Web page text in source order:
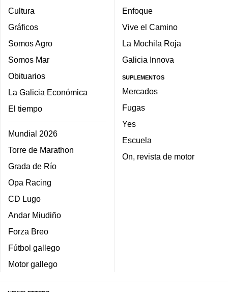
Cultura
Gráficos
Somos Agro
Somos Mar
Obituarios
La Galicia Económica
El tiempo
Mundial 2026
Torre de Marathon
Grada de Río
Opa Racing
CD Lugo
Andar Miudiño
Forza Breo
Fútbol gallego
Motor gallego
Enfoque
Vive el Camino
La Mochila Roja
Galicia Innova
SUPLEMENTOS
Mercados
Fugas
Yes
Escuela
On, revista de motor